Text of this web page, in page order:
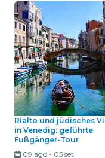
Rialto und jüdisches
in Venedig: geführte
Fußgänger-Tour
09 ago- 05 set